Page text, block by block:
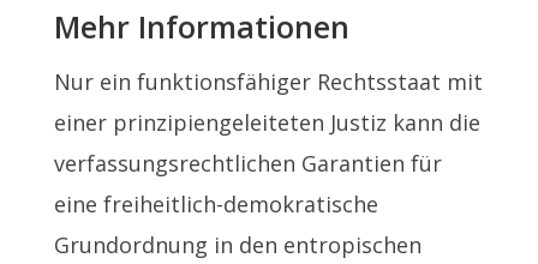
Mehr Informationen
Nur ein funktionsfähiger Rechtsstaat mit
einer prinzipiengeleiteten Justiz kann die
verfassungsrechtlichen Garantien für
eine freiheitlich-demokratische
Grundordnung in den entropischen